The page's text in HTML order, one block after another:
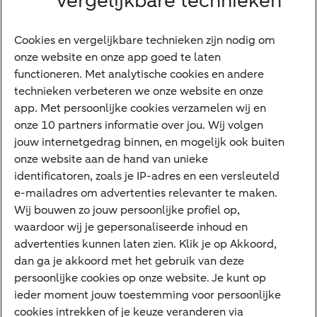
Digitale diensten
Internet Bankieren
ABN AMRO app
Tikkie
Apple Pay
Google Pay
Veilig bankieren
Meest gezocht
Hypotheek berekenen
E.dentifier
Jaaroverzicht
Cookies en vergelijkbare technieken zijn nodig om
onze website en onze app goed te laten
functioneren. Met analytische cookies en andere
technieken verbeteren we onze website en onze
app. Met persoonlijke cookies verzamelen wij en
onze 10 partners informatie over jou. Wij volgen
jouw internetgedrag binnen, en mogelijk ook buiten
onze website aan de hand van unieke
identificatoren, zoals je IP-adres en een versleuteld
e-mailadres om advertenties relevanter te maken.
Wij bouwen zo jouw persoonlijke profiel op,
waardoor wij je gepersonaliseerde inhoud en
advertenties kunnen laten zien. Klik je op Akkoord,
dan ga je akkoord met het gebruik van deze
persoonlijke cookies op onze website. Je kunt op
ieder moment jouw toestemming voor persoonlijke
cookies intrekken of je keuze veranderen via